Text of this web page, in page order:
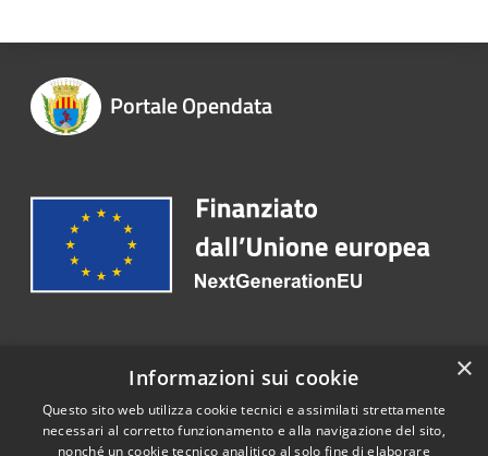
Portale Opendata
Recapiti e contatti
Telefono:+39 079 9978 800
×
Informazioni sui cookie
Questo sito web utilizza cookie tecnici e assimilati strettamente
necessari al corretto funzionamento e alla navigazione del sito,
nonché un cookie tecnico analitico al solo fine di elaborare